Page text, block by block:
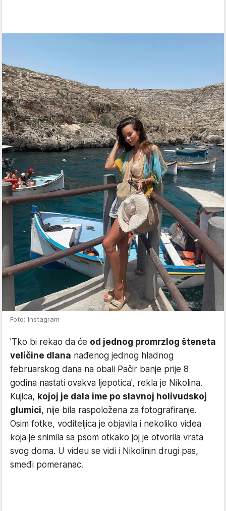
Foto: Instagram
'Tko bi rekao da će od jednog promrzlog šteneta
veličine dlana nađenog jednog hladnog
februarskog dana na obali Pačir banje prije 8
godina nastati ovakva ljepotica', rekla je Nikolina.
Kujica, kojoj je dala ime po slavnoj holivudskoj
glumici, nije bila raspoložena za fotografiranje.
Osim fotke, voditeljica je objavila i nekoliko videa
koja je snimila sa psom otkako joj je otvorila vrata
svog doma. U videu se vidi i Nikolinin drugi pas,
smeđi pomeranac.